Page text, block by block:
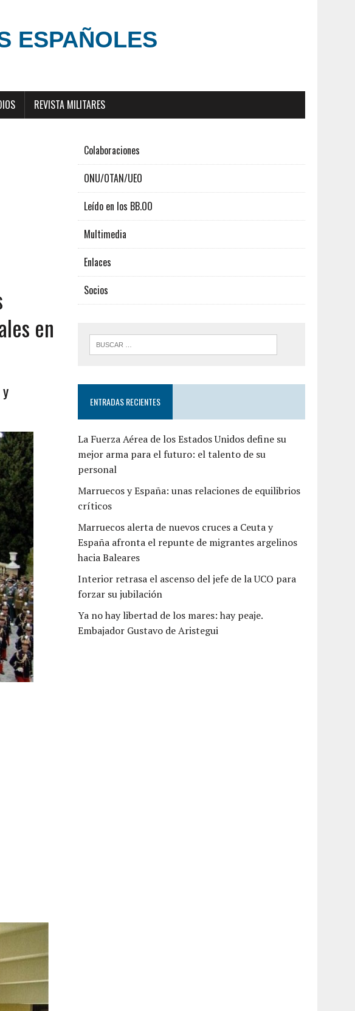
ESPAÑOLES
REVISTA MILITARES
en
Colaboraciones
ONU/OTAN/UEO
Leído en los BB.OO
Multimedia
Enlaces
Socios
ENTRADAS RECIENTES
La Fuerza Aérea de los Estados Unidos define su
mejor arma para el futuro: el talento de su
personal
Marruecos y España: unas relaciones de equilibrios
críticos
Marruecos alerta de nuevos cruces a Ceuta y
España afronta el repunte de migrantes argelinos
hacia Baleares
Interior retrasa el ascenso del jefe de la UCO para
forzar su jubilación
Ya no hay libertad de los mares: hay peaje.
Embajador Gustavo de Aristegui